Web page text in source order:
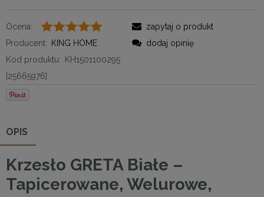
Ocena:
Producent:
KING HOME
Kod produktu:
KH1501100295
[25665976]
zapytaj o produkt
dodaj opinię
OPIS
Krzesło GRETA Białe –
Tapicerowane, Welurowe,